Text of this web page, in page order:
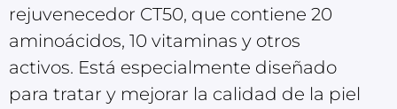
rejuvenecedor CT50, que contiene 20
aminoácidos, 10 vitaminas y otros
activos. Está especialmente diseñado
para tratar y mejorar la calidad de la piel